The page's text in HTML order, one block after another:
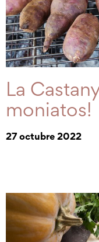
La
moniatos!
27 octubre 2022